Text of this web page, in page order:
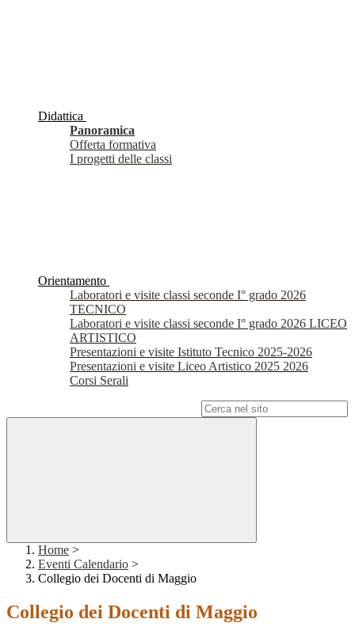
Didattica
Panoramica
Offerta formativa
I progetti delle classi
Orientamento
Laboratori e visite classi seconde I° grado 2026
TECNICO
Laboratori e visite classi seconde I° grado 2026 LICEO
ARTISTICO
Presentazioni e visite Istituto Tecnico 2025-2026
Presentazioni e visite Liceo Artistico 2025 2026
Corsi Serali
Home >
Eventi Calendario >
Collegio dei Docenti di Maggio
Collegio dei Docenti di Maggio